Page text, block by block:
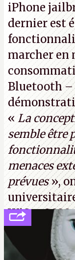
iPhone
dernier est
marcher en
Bluetooth
« La
semble être
menaces
prévues»,
WiSec
(PDF) -
Lastovich)